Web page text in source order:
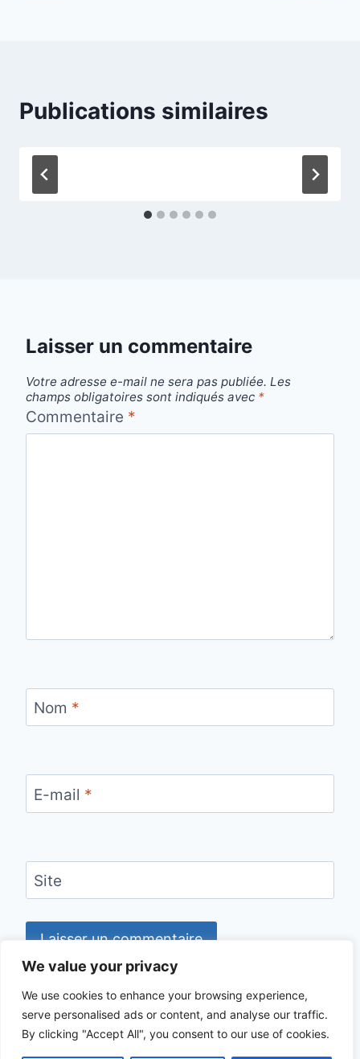
We value your privacy
We use cookies to enhance your browsing experience,
serve personalised ads or content, and analyse our traffic.
By clicking "Accept All", you consent to our use of cookies.
Publications similaires
Laisser un commentaire
Votre adresse e-mail ne sera pas publiée. Les
champs obligatoires sont indiqués avec *
Commentaire *
Nom *
E-mail *
Site
© 2026 CHECKLIST VOYAGE - Thème